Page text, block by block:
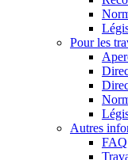
Pour les
Autres
FAQ